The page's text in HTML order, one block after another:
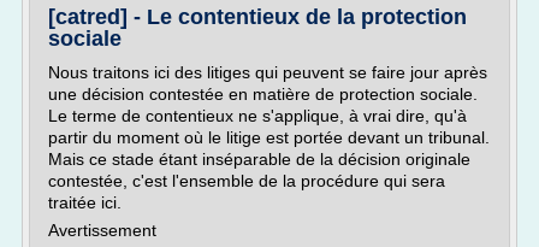
[catred] - Le contentieux de la protection
sociale
Nous traitons ici des litiges qui peuvent se faire jour après
une décision contestée en matière de protection sociale.
Le terme de contentieux ne s'applique, à vrai dire, qu'à
partir du moment où le litige est portée devant un tribunal.
Mais ce stade étant inséparable de la décision originale
contestée, c'est l'ensemble de la procédure qui sera
traitée ici.
Avertissement